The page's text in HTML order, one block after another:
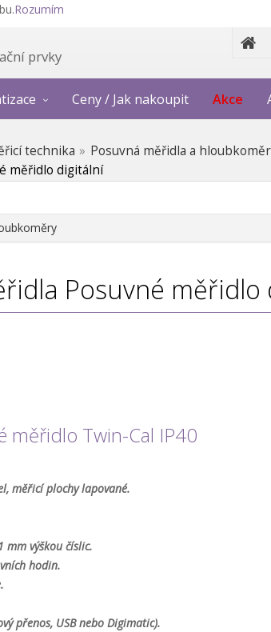
Rozumím
prvky
Ceny / Jak nakoupit Akce
technika Posuvná měřidla a
měřidlo digitální
Posuvné
měřidlo Twin-Cal IP40
měřicí plochy lapované.
mm výškou číslic.
hodin.
přenos, USB nebo Digimatic).